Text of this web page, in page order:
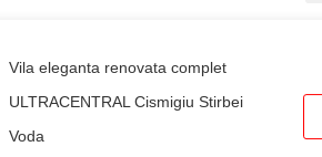
Vila eleganta renovata complet
ULTRACENTRAL Cismigiu Stirbei
Voda